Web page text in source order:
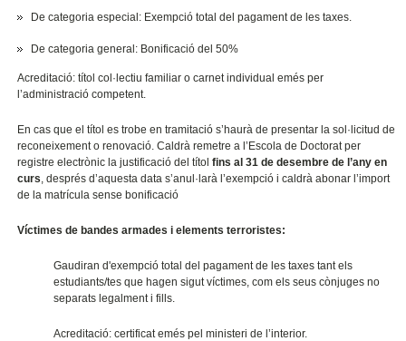
De categoria especial: Exempció total del pagament de les taxes.
De categoria general: Bonificació del 50%
Acreditació: títol col·lectiu familiar o carnet individual emés per
l’administració competent.
En cas que el títol es trobe en tramitació s’haurà de presentar la sol·licitud de
reconeixement o renovació. Caldrà remetre a l’Escola de Doctorat per
registre electrònic la justificació del títolfins al 31 de desembre de l’any en
curs , després d’aquesta data s’anul·larà l’exempció i caldrà abonar l’import
de la matrícula sense bonificació
Víctimes de bandes armades i elements terroristes:
Gaudiran d'exempció total del pagament de les taxes tant els
estudiants/tes que hagen sigut víctimes, com els seus cònjuges no
separats legalment i fills.
Acreditació: certificat emés pel ministeri de l’interior.